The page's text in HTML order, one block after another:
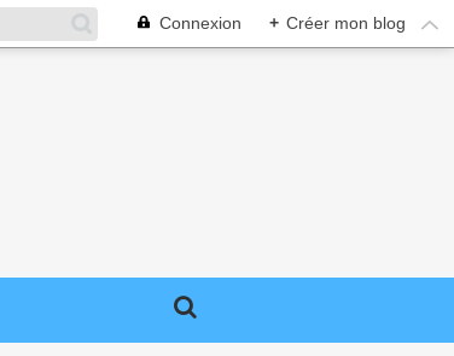
Connexion + Créer mon blog